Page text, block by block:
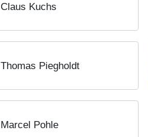
Claus Kuchs
Thomas Piegholdt
Marcel Pohle